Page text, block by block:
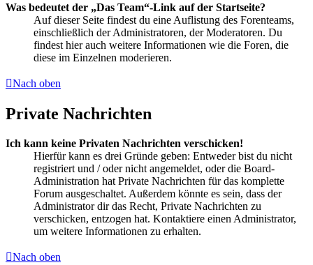
Was bedeutet der „Das Team“-Link auf der Startseite?
Auf dieser Seite findest du eine Auflistung des Forenteams,
einschließlich der Administratoren, der Moderatoren. Du
findest hier auch weitere Informationen wie die Foren, die
diese im Einzelnen moderieren.
Nach oben
Private Nachrichten
Ich kann keine Privaten Nachrichten verschicken!
Hierfür kann es drei Gründe geben: Entweder bist du nicht
registriert und / oder nicht angemeldet, oder die Board-
Administration hat Private Nachrichten für das komplette
Forum ausgeschaltet. Außerdem könnte es sein, dass der
Administrator dir das Recht, Private Nachrichten zu
verschicken, entzogen hat. Kontaktiere einen Administrator,
um weitere Informationen zu erhalten.
Nach oben